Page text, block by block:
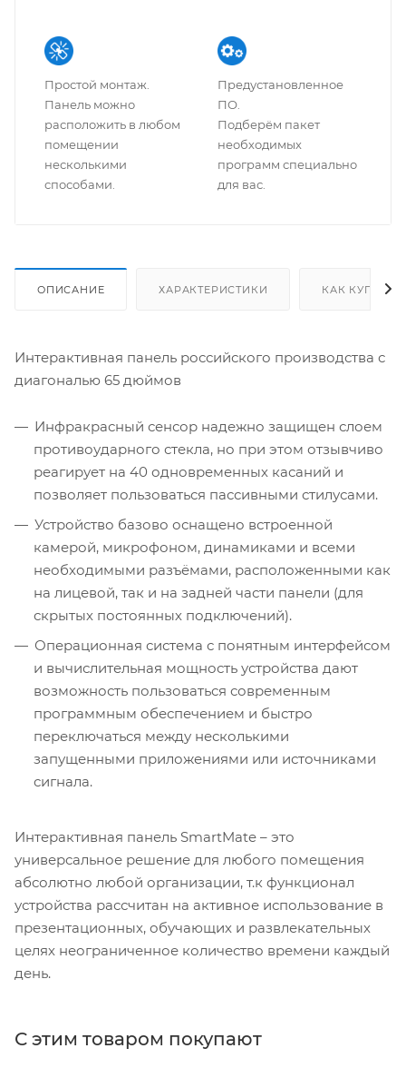
Простой монтаж.
Панель можно
расположить в любом
помещении
несколькими
способами.
Предустановленное
ПО.
Подберём пакет
необходимых
программ специально
для вас.
ОПИСАНИЕ ХАРАКТЕРИСТИКИ КАК КУПИТЬ
Интерактивная панель российского производства с
диагональю 65 дюймов
Инфракрасный сенсор надежно защищен слоем
противоударного стекла, но при этом отзывчиво
реагирует на 40 одновременных касаний и
позволяет пользоваться пассивными стилусами.
Устройство базово оснащено встроенной
камерой, микрофоном, динамиками и всеми
необходимыми разъёмами, расположенными как
на лицевой, так и на задней части панели (для
скрытых постоянных подключений).
Операционная система с понятным интерфейсом
и вычислительная мощность устройства дают
возможность пользоваться современным
программным обеспечением и быстро
переключаться между несколькими
запущенными приложениями или источниками
сигнала.
Интерактивная панель SmartMate – это
универсальное решение для любого помещения
абсолютно любой организации, т.к функционал
устройства рассчитан на активное использование в
презентационных, обучающих и развлекательных
целях неограниченное количество времени каждый
день.
С этим товаром покупают